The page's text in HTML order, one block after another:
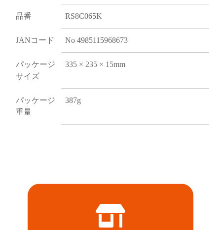
品番 RS8C065K
JANコード No 4985115968673
パッケージ
サイズ
335 × 235 × 15mm
パッケージ
重量
387g